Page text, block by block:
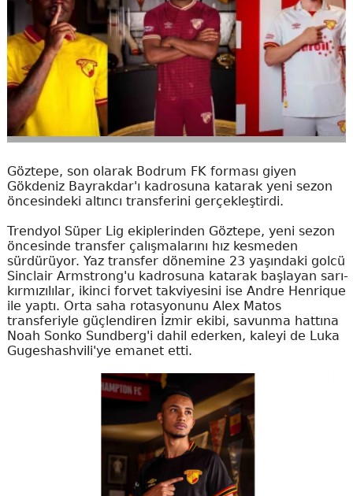
Göztepe, son olarak Bodrum FK forması giyen
Gökdeniz Bayrakdar'ı kadrosuna katarak yeni sezon
öncesindeki altıncı transferini gerçekleştirdi.
Trendyol Süper Lig ekiplerinden Göztepe, yeni sezon
öncesinde transfer çalışmalarını hız kesmeden
sürdürüyor. Yaz transfer dönemine 23 yaşındaki golcü
Sinclair Armstrong'u kadrosuna katarak başlayan sarı-
kırmızılılar, ikinci forvet takviyesini ise Andre Henrique
ile yaptı. Orta saha rotasyonunu Alex Matos
transferiyle güçlendiren İzmir ekibi, savunma hattına
Noah Sonko Sundberg'i dahil ederken, kaleyi de Luka
Gugeshashvili'ye emanet etti.